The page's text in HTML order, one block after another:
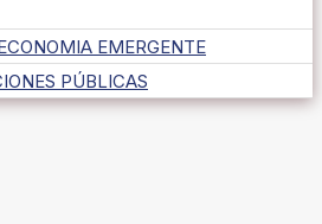
EMERGENTE
PÚBLICAS